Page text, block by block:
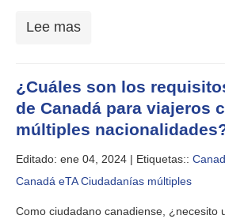
Lee mas
¿Cuáles son los
de Canadá para viajeros
múltiples
Editado: ene 04, 2024 | Etiquetas::
Canadá eTA Ciudadanías múltiples
Como ciudadano canadiense, ¿necesito